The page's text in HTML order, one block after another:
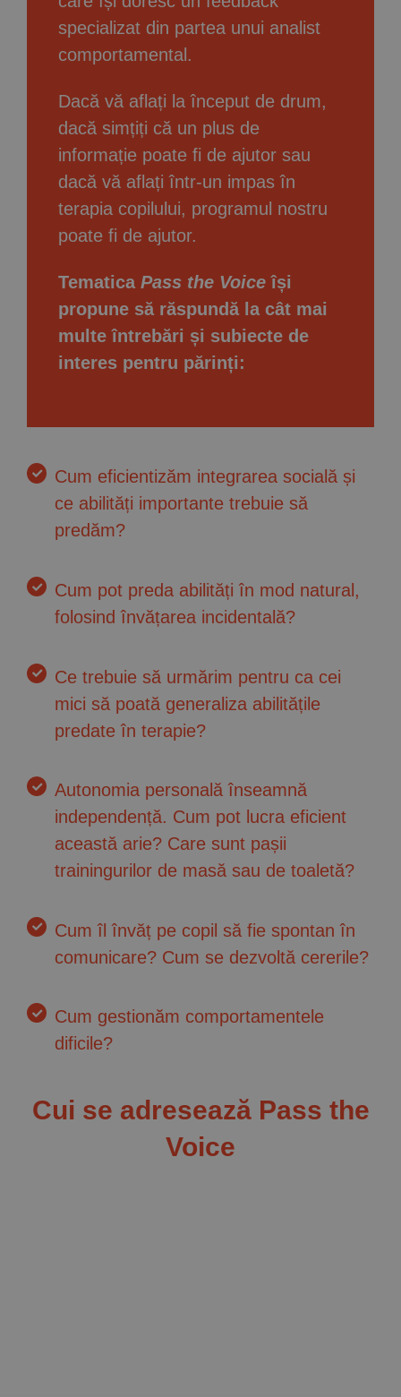
specializat din partea unui analist
comportamental.
Dacă vă aflați la început de drum,
dacă simțiți că un plus de
informație poate fi de ajutor sau
dacă vă aflați într-un impas în
terapia copilului, programul nostru
poate fi de ajutor.
Tematica Pass the Voice își
propune să răspundă la cât mai
multe întrebări și subiecte de
interes pentru părinți:
Cum eficientizăm integrarea socială și
ce abilități importante trebuie să
predăm?
Cum pot preda abilități în mod natural,
folosind învățarea incidentală?
Ce trebuie să urmărim pentru ca cei
mici să poată generaliza abilitățile
predate în terapie?
Autonomia personală înseamnă
independență. Cum pot lucra eficient
această arie? Care sunt pașii
trainingurilor de masă sau de toaletă?
Cum îl învăț pe copil să fie spontan în
comunicare? Cum se dezvoltă cererile?
Cum gestionăm comportamentele
dificile?
Cui se adresează Pass the
Voice